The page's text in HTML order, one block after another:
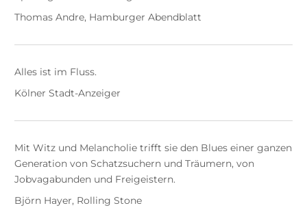
Thomas Andre, Hamburger Abendblatt
Alles ist im Fluss.
Kölner Stadt-Anzeiger
Mit Witz und Melancholie trifft sie den Blues einer ganzen
Generation von Schatzsuchern und Träumern, von
Jobvagabunden und Freigeistern.
Björn Hayer, Rolling Stone